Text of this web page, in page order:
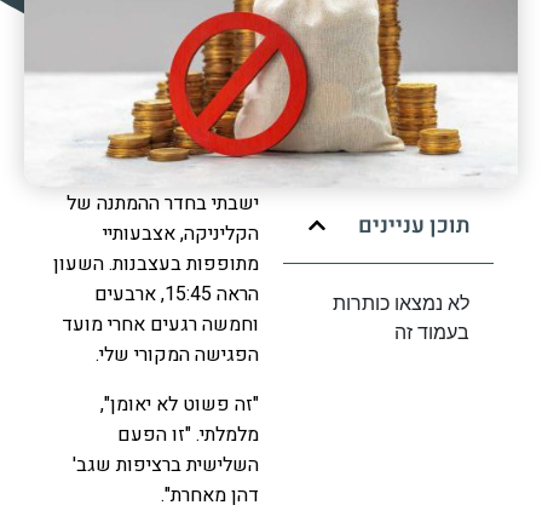
תוכן עניינים
לא נמצאו כותרות
בעמוד זה
ישבתי בחדר ההמתנה של
הקליניקה, אצבעותיי
מתופפות בעצבנות. השעון
הראה 15:45, ארבעים
וחמשה רגעים אחרי מועד
הפגישה המקורי שלי.
"זה פשוט לא יאומן",
מלמלתי. "זו הפעם
השלישית ברציפות שגב'
דהן מאחרת".